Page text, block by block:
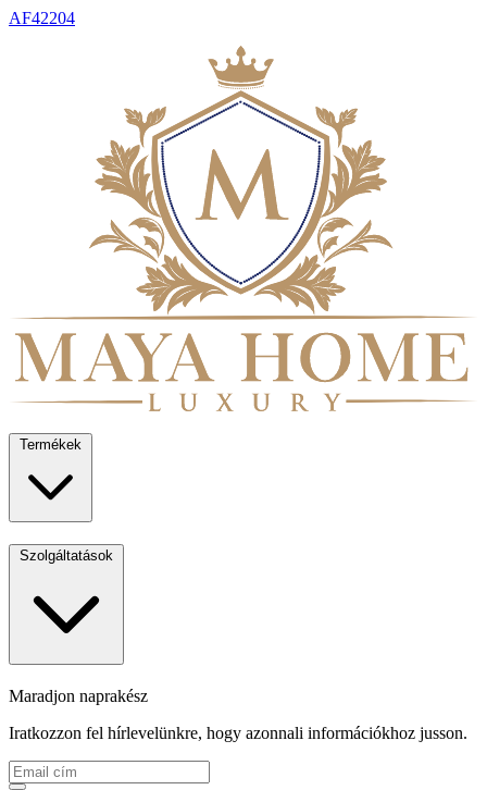
AF42204
Termékek
Szolgáltatások
Maradjon naprakész
Iratkozzon fel hírlevelünkre, hogy azonnali információkhoz jusson.